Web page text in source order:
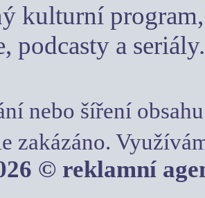
kulturní
podcasty a seriály.
nebo šíření
zakázáno.
© reklamní